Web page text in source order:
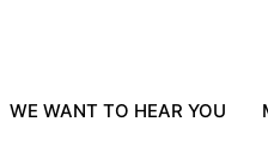
WE WANT TO HEAR YOU